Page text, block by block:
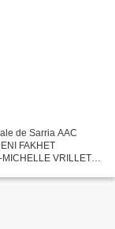
de Sarria AAC
FAKHET
VRILLET